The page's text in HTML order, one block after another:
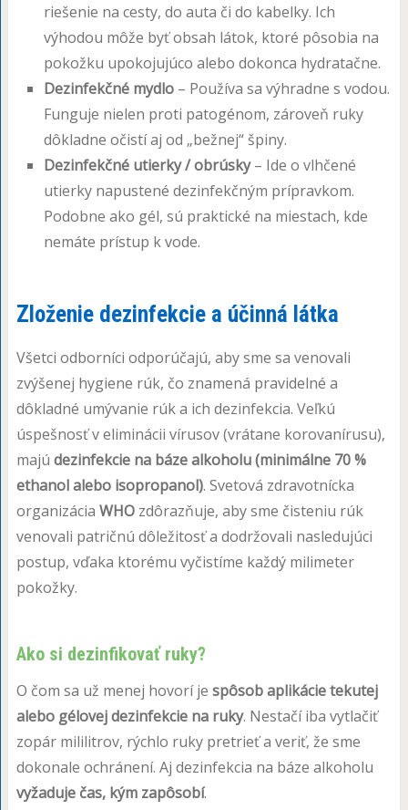
riešenie na cesty, do auta či do kabelky. Ich
výhodou môže byť obsah látok, ktoré pôsobia na
pokožku upokojujúco alebo dokonca hydratačne.
Dezinfekčné mydlo– Používa sa výhradne s vodou.
Funguje nielen proti patogénom, zároveň ruky
dôkladne očistí aj od „bežnej“ špiny.
Dezinfekčné utierky / obrúsky– Ide o vlhčené
utierky napustené dezinfekčným prípravkom.
Podobne ako gél, sú praktické na miestach, kde
nemáte prístup k vode.
Zloženie dezinfekcie a účinná látka
Všetci odborníci odporúčajú, aby sme sa venovali
zvýšenej hygiene rúk, čo znamená pravidelné a
dôkladné umývanie rúk a ich dezinfekcia. Veľkú
úspešnosť v eliminácii vírusov (vrátane korovanírusu),
majú dezinfekcie na báze alkoholu (minimálne 70 %
ethanol alebo isopropanol). Svetová zdravotnícka
organizácia WHOzdôrazňuje, aby sme čisteniu rúk
venovali patričnú dôležitosť a dodržovali nasledujúci
postup, vďaka ktorému vyčistíme každý milimeter
pokožky.
Ako si dezinfikovať ruky?
O čom sa už menej hovorí je spôsob aplikácie tekutej
alebo gélovej dezinfekcie na ruky. Nestačí iba vytlačiť
zopár mililitrov, rýchlo ruky pretrieť a veriť, že sme
dokonale ochránení. Aj dezinfekcia na báze alkoholu
vyžaduje čas, kým zapôsobí.